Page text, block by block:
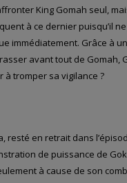
King Gomah seul,
à ce dernier puisqu’il
immédiatement. Grâce à
avant tout de Gomah,
à tromper sa vigilance ?
resté en retrait dans
de puissance de
à cause de son